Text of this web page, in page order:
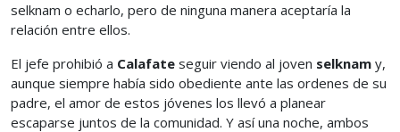
selknam o echarlo, pero de ninguna manera aceptaría la
relación entre ellos.
El jefe prohibió a Calafate seguir viendo al joven selknam y,
aunque siempre había sido obediente ante las ordenes de su
padre, el amor de estos jóvenes los llevó a planear
escaparse juntos de la comunidad. Y así una noche, ambos